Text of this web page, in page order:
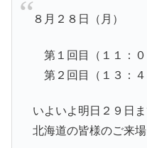
８月２８日（月）
第１回目（１１：０
第２回目（１３：４
いよいよ明日２９日ま
北海道の皆様のご来